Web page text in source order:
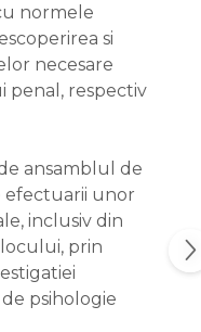
normele
si
necesare
penal, respectiv
ansamblul de
efectuarii unor
inclusiv din
prin
psihologie